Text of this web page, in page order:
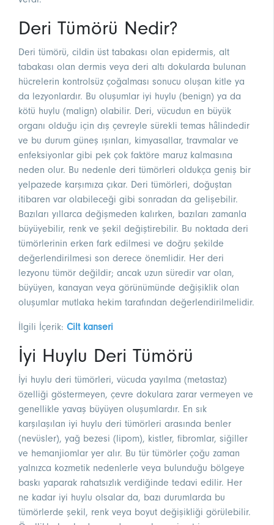
Deri Tümörü Nedir?
Deri tümörü, cildin üst tabakası olan epidermis, alt
tabakası olan dermis veya deri altı dokularda bulunan
hücrelerin kontrolsüz çoğalması sonucu oluşan kitle ya
da lezyonlardır. Bu oluşumlar iyi huylu (benign) ya da
kötü huylu (malign) olabilir. Deri, vücudun en büyük
organı olduğu için dış çevreyle sürekli temas hâlindedir
ve bu durum güneş ışınları, kimyasallar, travmalar ve
enfeksiyonlar gibi pek çok faktöre maruz kalmasına
neden olur. Bu nedenle deri tümörleri oldukça geniş bir
yelpazede karşımıza çıkar. Deri tümörleri, doğuştan
itibaren var olabileceği gibi sonradan da gelişebilir.
Bazıları yıllarca değişmeden kalırken, bazıları zamanla
büyüyebilir, renk ve şekil değiştirebilir. Bu noktada deri
tümörlerinin erken fark edilmesi ve doğru şekilde
değerlendirilmesi son derece önemlidir. Her deri
lezyonu tümör değildir; ancak uzun süredir var olan,
büyüyen, kanayan veya görünümünde değişiklik olan
oluşumlar mutlaka hekim tarafından değerlendirilmelidir.
İlgili İçerik: Cilt kanseri
İyi Huylu Deri Tümörü
İyi huylu deri tümörleri, vücuda yayılma (metastaz)
özelliği göstermeyen, çevre dokulara zarar vermeyen ve
genellikle yavaş büyüyen oluşumlardır. En sık
karşılaşılan iyi huylu deri tümörleri arasında benler
(nevüsler), yağ bezesi (lipom), kistler, fibromlar, siğiller
ve hemanjiomlar yer alır. Bu tür tümörler çoğu zaman
yalnızca kozmetik nedenlerle veya bulunduğu bölgeye
baskı yaparak rahatsızlık verdiğinde tedavi edilir. Her
ne kadar iyi huylu olsalar da, bazı durumlarda bu
tümörlerde şekil, renk veya boyut değişikliği görülebilir.